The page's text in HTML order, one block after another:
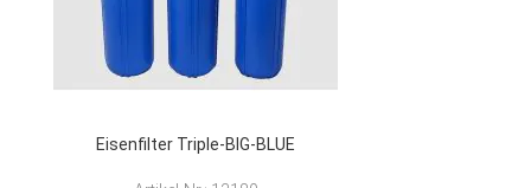
Eisenfilter Triple-BIG-BLUE